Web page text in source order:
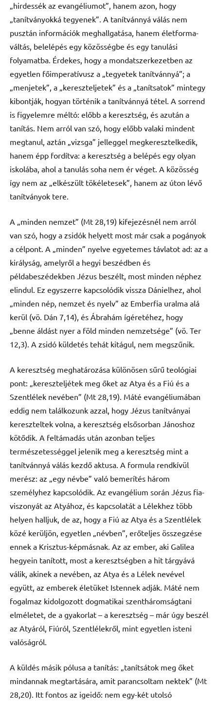
„hirdessék az evangéliumot”, hanem azon, hogy
„tanítványokká tegyenek”. A tanítvánnyá válás nem
pusztán információk meghallgatása, hanem életforma-
váltás, belelépés egy közösségbe és egy tanulási
folyamatba. Érdekes, hogy a mondatszerkezetben az
egyetlen főimperatívusz a „tegyetek tanítvánnyá”; a
„menjetek”, a „kereszteljetek” és a „tanítsatok” mintegy
kibontják, hogyan történik a tanítvánnyá tétel. A sorrend
is figyelemre méltó: előbb a keresztség, és azután a
tanítás. Nem arról van szó, hogy előbb valaki mindent
megtanul, aztán „vizsga” jelleggel megkeresztelkedik,
hanem épp fordítva: a keresztség a belépés egy olyan
iskolába, ahol a tanulás soha nem ér véget. A közösség
így nem az „elkészült tökéletesek”, hanem az úton lévő
tanítványok tere.
A „minden nemzet” (Mt 28,19) kifejezésnél nem arról
van szó, hogy a zsidók helyett most már csak a pogányok
a célpont. A „minden” nyelve egyetemes távlatot ad: az a
királyság, amelyről a hegyi beszédben és
példabeszédekben Jézus beszélt, most minden néphez
elindul. Ez egyszerre kapcsolódik vissza Dánielhez, ahol
„minden nép, nemzet és nyelv” az Emberfia uralma alá
kerül (vö. Dán 7,14), és Ábrahám ígéretéhez, hogy
„benne áldást nyer a föld minden nemzetsége” (vö. Ter
12,3). A zsidó küldetés tehát kitágul, nem megszűnik.
A keresztség meghatározása különösen sűrű teológiai
pont: „kereszteljétek meg őket az Atya és a Fiú és a
Szentlélek nevében” (Mt 28,19). Máté evangéliumában
eddig nem találkozunk azzal, hogy Jézus tanítványai
kereszteltek volna, a keresztség elsősorban Jánoshoz
kötődik. A feltámadás után azonban teljes
természetességgel jelenik meg a keresztség mint a
tanítvánnyá válás kezdő aktusa. A formula rendkívül
merész: az „egy névbe” való bemerítés három
személyhez kapcsolódik. Az evangélium során Jézus fia-
viszonyát az Atyához, és kapcsolatát a Lélekhez több
helyen halljuk, de az, hogy a Fiú az Atya és a Szentlélek
közé kerüljön, egyetlen „névben”, erőteljes összegzése
ennek a Krisztus-képmásnak. Az az ember, aki Galilea
hegyein tanított, most a keresztségben a hit tárgyává
válik, akinek a nevében, az Atya és a Lélek nevével
együtt, az emberek életüket Istennek adják. Máté nem
fogalmaz kidolgozott dogmatikai szentháromságtani
elméletet, de a gyakorlat – a keresztség – már úgy beszél
az Atyáról, Fiúról, Szentlélekről, mint egyetlen isteni
valóságról.
A küldés másik pólusa a tanítás: „tanítsátok meg őket
mindannak megtartására, amit parancsoltam nektek” (Mt
28,20). Itt fontos az igeidő: nem egy-két utolsó